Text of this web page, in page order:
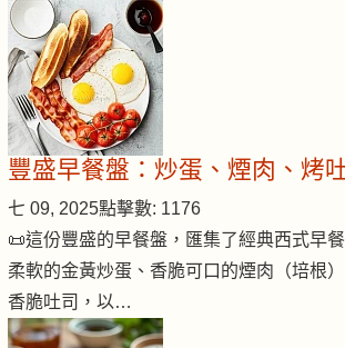
豐盛早餐盤：炒蛋、煙肉、烤
七 09, 2025點擊數: 1176
📜這份豐盛的早餐盤，匯集了經典西式早
柔軟的金黃炒蛋、香脆可口的煙肉（培根
香脆吐司，以…